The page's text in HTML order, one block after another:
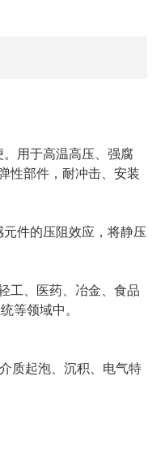
用于高温高压、强腐
性部件，耐冲击、安装
件的压阻效应，将静压
工、医药、冶金、食品
等领域中。
质起泡、沉积、电气特